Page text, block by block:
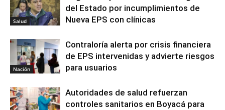
Salud
del Estado por incumplimientos de
Nueva EPS con clínicas
Nación
Contraloría alerta por crisis financiera
de EPS intervenidas y advierte riesgos
para usuarios
Autoridades de salud refuerzan
controles sanitarios en Boyacá para